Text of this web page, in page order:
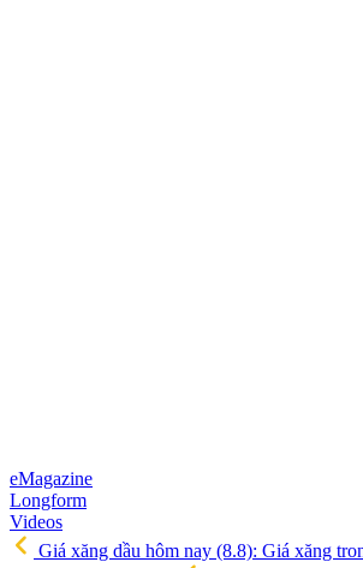
eMagazine
Longform
Videos
Giá xăng dầu hôm nay (8.8): Giá xăng